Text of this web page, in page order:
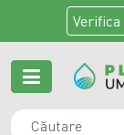
Verifica